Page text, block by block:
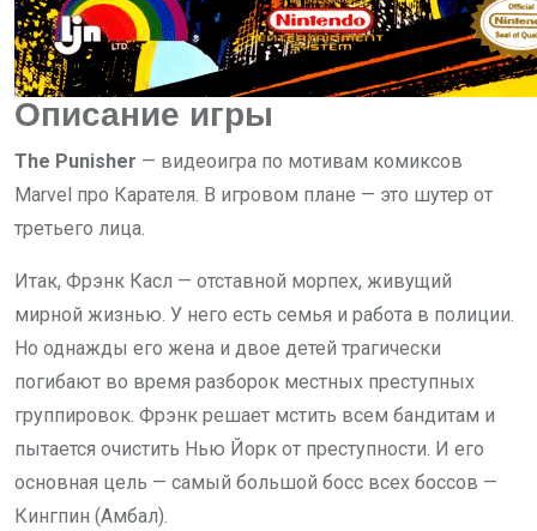
Описание игры
The Punisher — видеоигра по мотивам комиксов
Marvel про Карателя. В игровом плане — это шутер от
третьего лица.
Итак, Фрэнк Касл — отставной морпех, живущий
мирной жизнью. У него есть семья и работа в полиции.
Но однажды его жена и двое детей трагически
погибают во время разборок местных преступных
группировок. Фрэнк решает мстить всем бандитам и
пытается очистить Нью Йорк от преступности. И его
основная цель — самый большой босс всех боссов —
Кингпин (Амбал).